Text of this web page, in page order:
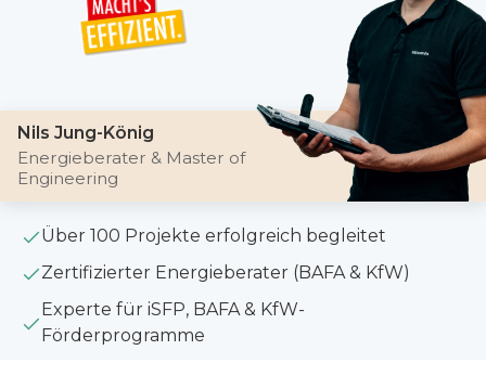
Nils Jung-König
Energieberater & Master of
Engineering
Über 100 Projekte erfolgreich begleitet
Zertifizierter Energieberater (BAFA & KfW)
Experte für iSFP, BAFA & KfW-
Förderprogramme